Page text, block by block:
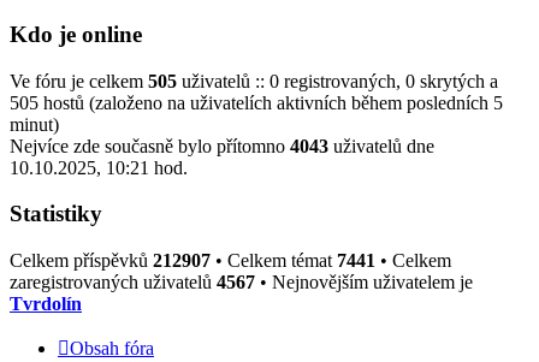
Kdo je online
Ve fóru je celkem 505 uživatelů :: 0 registrovaných, 0 skrytých a
505 hostů (založeno na uživatelích aktivních během posledních 5
minut)
Nejvíce zde současně bylo přítomno 4043 uživatelů dne
10.10.2025, 10:21 hod.
Statistiky
Celkem příspěvků 212907 • Celkem témat 7441 • Celkem
zaregistrovaných uživatelů 4567 • Nejnovějším uživatelem je
Tvrdolín
Obsah fóra